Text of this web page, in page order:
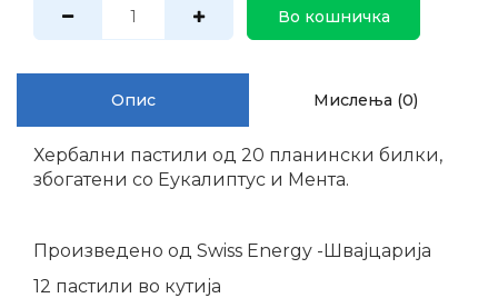
Во кошничка
Опис Мислења (0)
Хербални пастили од 20 планински билки,
збогатени со Еукалиптус и Мента.
Произведено од Swiss Energy -Швајцарија
12 пастили во кутија